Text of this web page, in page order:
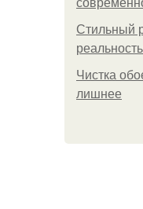
Стильный
Чистка
лишнее